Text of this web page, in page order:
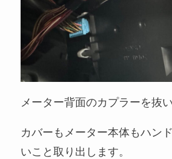
メーター背面のカプラーを抜
カバーもメーター本体もハン
いこと取り出します。